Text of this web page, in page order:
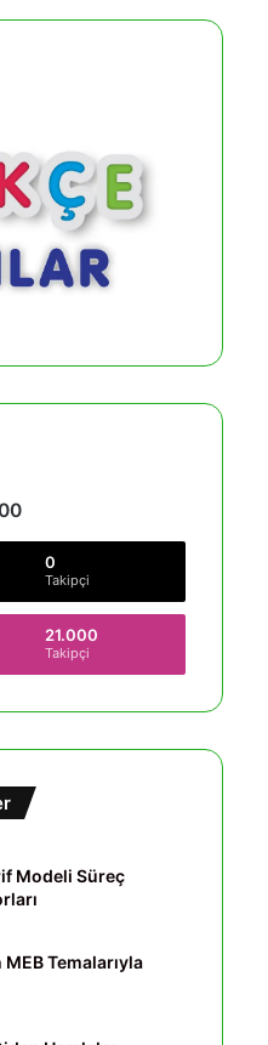
0
Takipçi
21.000
Takipçi
Modeli Süreç
MEB Temalarıyla